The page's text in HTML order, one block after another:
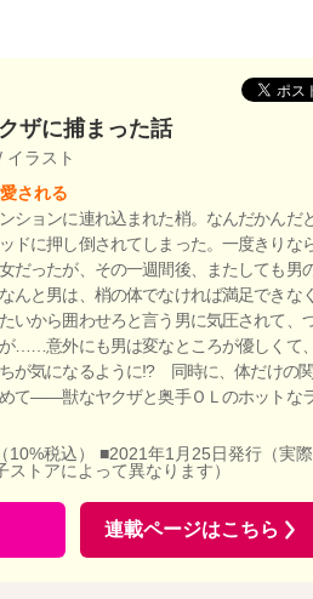
ザに捕まった話
イラスト
される
ションに連れ込まれた梢。なんだかんだ
ドに押し倒されてしまった。一度きりな
だったが、その一週間後、またしても男
んと男は、梢の体でなければ満足できなく
いから囲わせろと言う男に気圧されて、
……意外にも男は変なところが優しくて、
が気になるように!? 同時に、体だけの関
て――獣なヤクザと奥手ＯＬのホットな
10%税込） ■2021年1月25日発行（実際
トアによって異なります）
連載ページはこちら